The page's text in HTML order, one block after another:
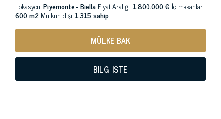
Lokasyon:Piyemonte - Biella Fiyat Aralığı: 1.800.000 € İç mekanlar:
600 m2 Mülkün dışı: 1.315 sahip
MÜLKE BAK
BILGI ISTE